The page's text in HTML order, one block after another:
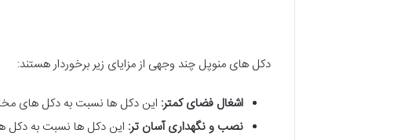
دکل های منوپل چند وجهی از مزایای زیر برخوردار هستند:
اشغال فضای کمتر: این دکل ها نسبت به دکل های
نصب و نگهداری آسان تر: این دکل ها نسبت به دکل